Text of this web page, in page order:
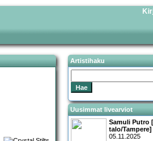
Artistihaku
Uusimmat livearviot
Samuli Putro
talo/Tampere]
05.11.2025